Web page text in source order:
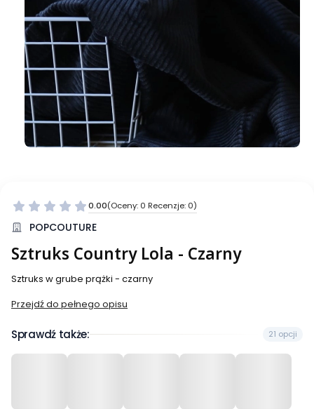
0.00(Oceny: 0 Recenzje: 0)
Przejdź do sekcji Opinie
POPCOUTURE
Sztruks Country Lola - Czarny
Sztruks w grube prążki - czarny
Przejdź do pełnego opisu
Sprawdź także: 21 opcji